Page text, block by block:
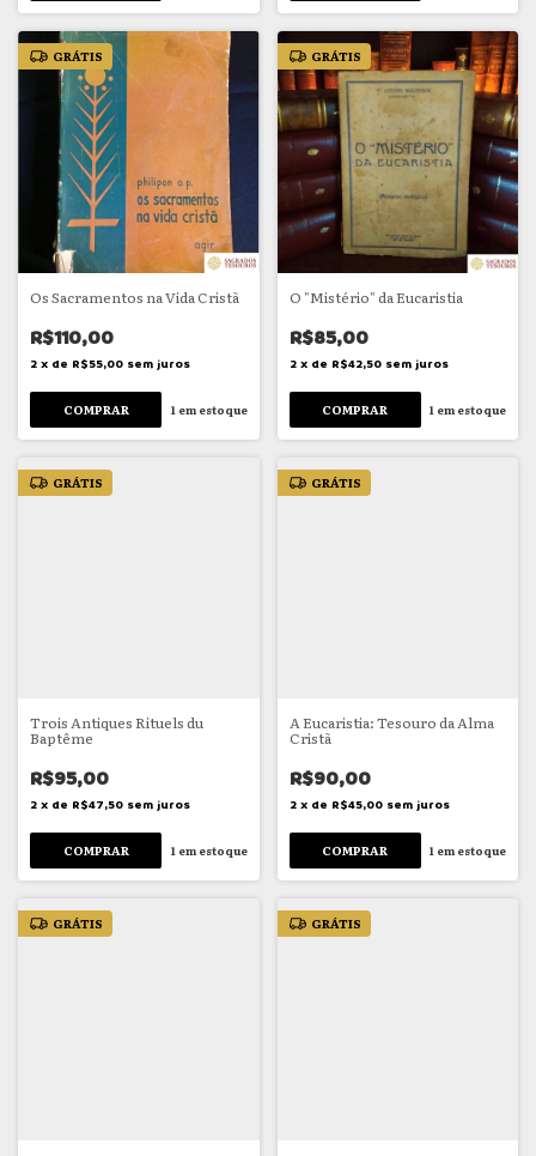
GRÁTIS
Os Sacramentos na Vida Cristã
R$110,00
2 x de R$55,00 sem juros
1 em estoque
GRÁTIS
O "Mistério" da Eucaristia
R$85,00
2 x de R$42,50 sem juros
1 em estoque
GRÁTIS
Trois Antiques Rituels du
Baptême
R$95,00
2 x de R$47,50 sem juros
1em estoque
GRÁTIS
A Eucaristia: Tesouro da Alma
Cristã
R$90,00
2 x de R$45,00 sem juros
1 em estoque
GRÁTIS GRÁTIS